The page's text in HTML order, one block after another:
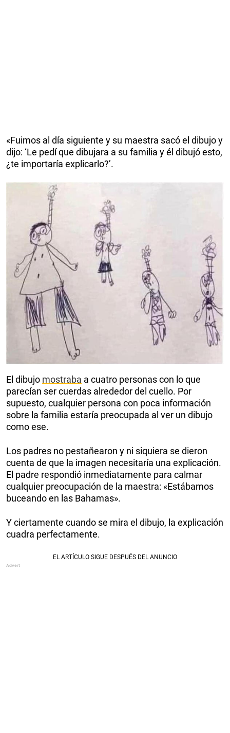
«Fuimos al día siguiente y su maestra sacó el dibujo y
dijo: ‘Le pedí que dibujara a su familia y él dibujó esto,
¿te importaría explicarlo?’.
El dibujo mostraba a cuatro personas con lo que
parecían ser cuerdas alrededor del cuello. Por
supuesto, cualquier persona con poca información
sobre la familia estaría preocupada al ver un dibujo
como ese.
Los padres no pestañearon y ni siquiera se dieron
cuenta de que la imagen necesitaría una explicación.
El padre respondió inmediatamente para calmar
cualquier preocupación de la maestra: «Estábamos
buceando en las Bahamas».
Y ciertamente cuando se mira el dibujo, la explicación
cuadra perfectamente.